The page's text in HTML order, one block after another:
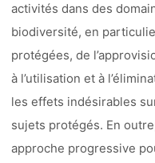
activités dans des
biodiversité, en
protégées, de
à l’utilisation et à
les effets indésirables
sujets protégés. En
approche progressive